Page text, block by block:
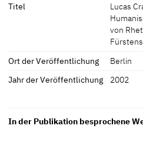
Titel
Lucas
von
Ort der Veröffentlichung
Berlin
Jahr der Veröffentlichung
2002
In der Publikation besprochene